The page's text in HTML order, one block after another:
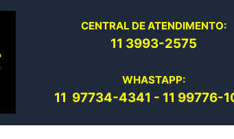
CENTRAL DE ATENDIMENTO:
11 3993-2575
WHASTAPP:
11 97734-4341 - 11 99776-